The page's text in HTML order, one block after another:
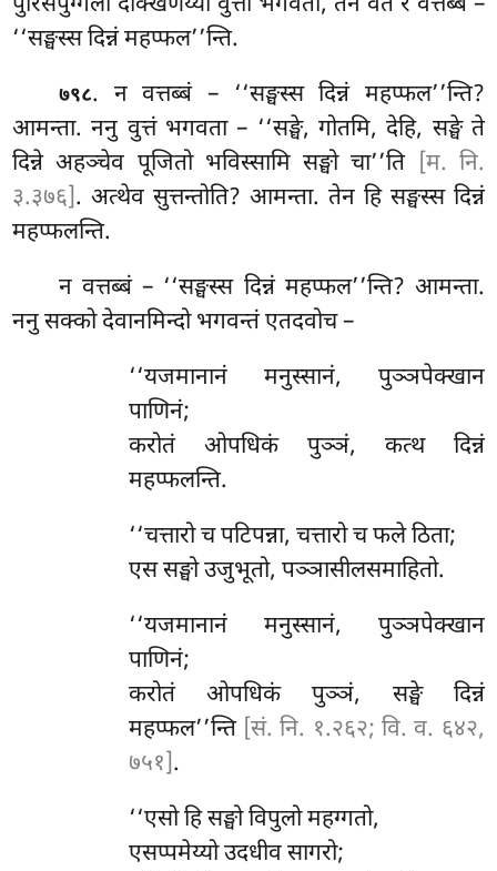
‘‘सङ्घस्स दिन्नं महप्फल’’न्ति.
७९८. नवत्तब्बं – ‘‘सङ्घस्स दिन्नं महप्फल’’न्ति?
आमन्ता. ननु वुत्तं भगवता – ‘‘सङ्घे, गोतमि, देहि, सङ्घे ते
दिन्ने अहञ्चेव पूजितो भविस्सामि सङ्घो चा’’ति [म. नि.
३.३७६]. अत्थेवसुत्तन्तोति? आमन्ता. तेन हि सङ्घस्स दिन्नं
महप्फलन्ति.
नवत्तब्बं – ‘‘सङ्घस्स दिन्नं महप्फल’’न्ति? आमन्ता.
ननु सक्को देवानमिन्दो भगवन्तं एतदवोच –
‘‘यजमानानं मनुस्सानं, पुञ्ञपेक्खान
पाणिनं;
करोतं ओपधिकं पुञ्ञं, कत्थ दिन्नं
महप्फलन्ति.
‘‘चत्तारो च पटिपन्ना, चत्तारो च फले ठिता;
एस सङ्घो उजुभूतो, पञ्ञासीलसमाहितो.
‘‘यजमानानं मनुस्सानं, पुञ्ञपेक्खान
पाणिनं;
करोतं ओपधिकं पुञ्ञं, सङ्घे दिन्नं
महप्फल’’न्ति [सं. नि. १.२६२; वि. व. ६४२,
७५१].
‘‘एसो हि सङ्घो विपुलो महग्गतो,
एसप्पमेय्यो उदधीव सागरो;